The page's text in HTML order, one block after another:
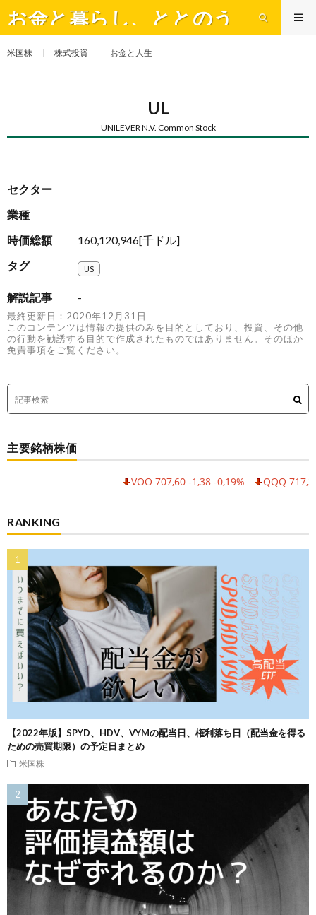
お金と暮らし、ととのう
米国株 株式投資 お金と人生
UL
UNILEVER N.V. Common Stock
セクター
業種
時価総額
160,120,946[千ドル]
タグ
US
解説記事 -
最終更新日：2020年12月31日
このコンテンツは情報の提供のみを目的としており、投資、その他
の行動を勧誘する目的で作成されたものではありません。そのほか
免責事項をご覧ください。
主要銘柄株価
VOO 707,60 -1,38 -0,19% QQQ 717,30 -
RANKING
【2022年版】SPYD、HDV、VYMの配当日、権利落ち日（配当金を得る
ための売買期限）の予定日まとめ
米国株